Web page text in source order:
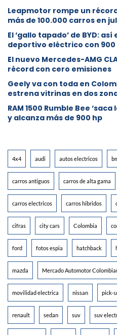
Leapmotor rompe un
más de 100.000 carros en
El ‘gallo tapado’ de BYD:
deportivo eléctrico con
El nuevo Mercedes-AMG
récord con cero emisiones
Geely va con toda en
estrena vitrinas en dos
RAM 1500 Rumble Bee
y alcanza más de 900 hp
4x4 audi autos electricos
carros antiguos carros de alta gama
carros electricos carros hibridos
cifras city cars Colombia
ford fotos espia hatchback
mazda Mercado Automotor
movilidad electrica nissan pick-
renault sedan suv suv